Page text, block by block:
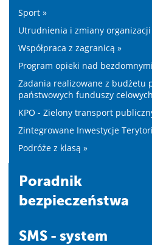
Sport »
Utrudnienia i zmiany
Współpraca z zagranicą »
Program opieki nad
Zadania realizowane z budżetu
państwowych funduszy
KPO - Zielony transport
Zintegrowane Inwestycje
Podróże z klasą »
Poradnik
bezpieczeństwa
SMS - system